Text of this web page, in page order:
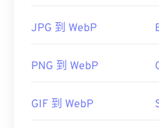
GNU 影像處理程序
援 ICO 格式。
還可以試試 Corel
JPG 到 WebP
PNG 到 WebP
GIF 到 WebP